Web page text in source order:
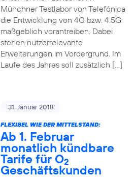
Münchner Testlabor von Telefónica
die Entwicklung von 4G bzw. 4.5G
maßgeblich vorantreiben. Dabei
stehen nutzerrelevante
Erweiterungen im Vordergrund. Im
Laufe des Jahres soll zusätzlich […]
31. Januar 2018
FLEXIBEL WIE DER MITTELSTAND:
Ab 1. Februar
monatlich kündbare
Tarife für O2
Geschäftskunden